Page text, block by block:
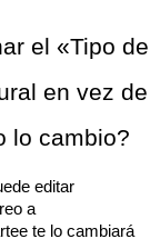
el «Tipo de
en vez de
lo cambio?
editar
te lo cambiará